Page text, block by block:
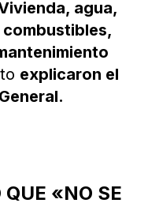
agua,
explicaron el
«NO SE